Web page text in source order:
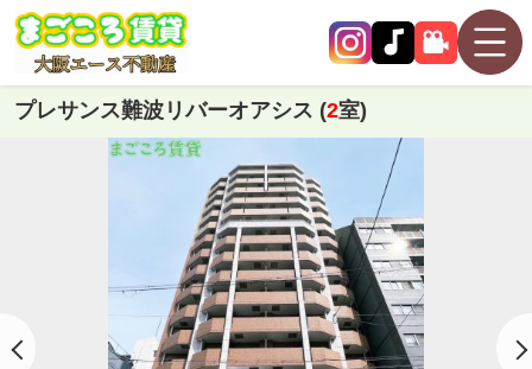
プレサンス難波リバーオアシス (2室)